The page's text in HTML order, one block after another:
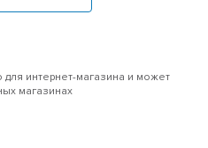
для интернет-магазина и может
магазинах